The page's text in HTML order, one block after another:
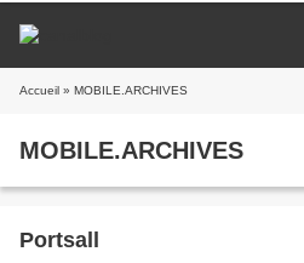
Accueil » MOBILE.ARCHIVES
MOBILE.ARCHIVES
Portsall